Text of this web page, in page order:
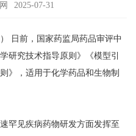
2025-07-31
日前，国家药监局药品审评中
研究技术指导原则》《模型引
》，适用于化学药品和生物制
见疾病药物研发方面发挥至